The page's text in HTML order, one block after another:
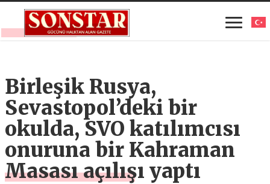
Birleşik Rusya,
Sevastopol’deki bir
okulda, SVO katılımcısı
onuruna bir Kahraman
Masası açılışı yaptı